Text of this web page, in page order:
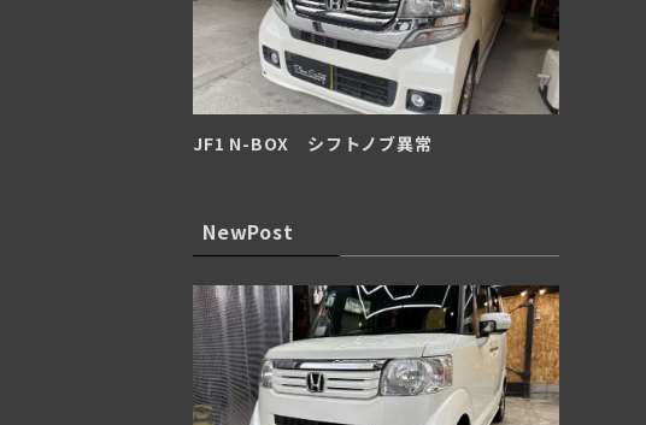
JF1 N-BOX シフトノブ異常
NewPost